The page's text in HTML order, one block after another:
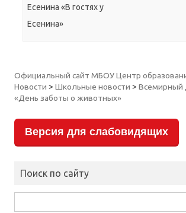
Есенина «В гостях у
Есенина»
Официальный сайт МБОУ Центр
Новости > Школьные новости > Всемирный
«День заботы о животных»
Версия для слабовидящих
Поиск по сайту